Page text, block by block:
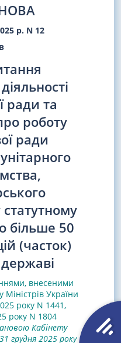
р. N 12
ради та
роботу
ради
більше 50
(часток)
внесеними
Міністрів України
року N 1441,
року N 1804
Кабінету
грудня 2025 року